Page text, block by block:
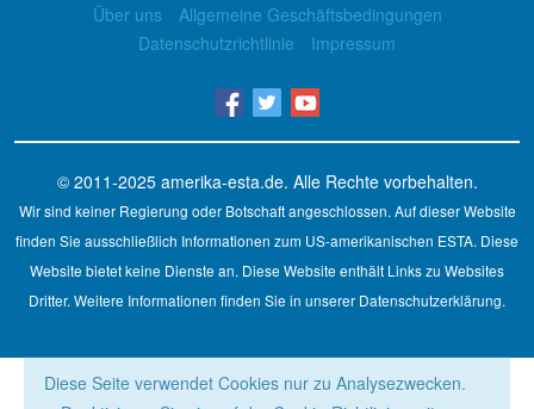
Über uns
Allgemeine Geschäftsbedingungen
Datenschutzrichtlinie
Impressum
© 2011-2025 amerika-esta.de. Alle Rechte vorbehalten.
Wir sind keiner Regierung oder Botschaft angeschlossen. Auf dieser Website
finden Sie ausschließlich Informationen zum US-amerikanischen ESTA. Diese
Website bietet keine Dienste an. Diese Website enthält Links zu Websites
Dritter. Weitere Informationen finden Sie in unserer Datenschutzerklärung.
Diese Seite verwendet Cookies nur zu Analysezwecken.